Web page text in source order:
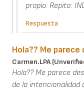
propio. Repito:
Respuesta
Hola?? Me parece
Carmen.LPA
Hola?? Me parece
de la intencionalidad